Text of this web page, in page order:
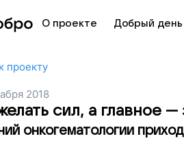
О проекте Добрый день
проекту
2018
сил, а главное —
онкогематологии